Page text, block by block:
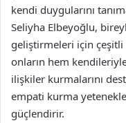
kendi duygularını
Seliyha Elbeyoğlu,
geliştirmeleri için çeşitli
onların hem
ilişkiler kurmalarını
empati kurma
güçlendirir.